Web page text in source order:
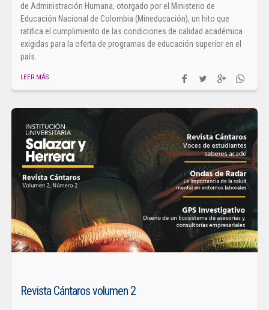
de Administración Humana, otorgado por el Ministerio de
Educación Nacional de Colombia (Mineducación), un hito que
ratifica el cumplimiento de las condiciones de calidad académica
exigidas para la oferta de programas de educación superior en el
país.
LEER MÁS
Revista Cántaros volumen 2